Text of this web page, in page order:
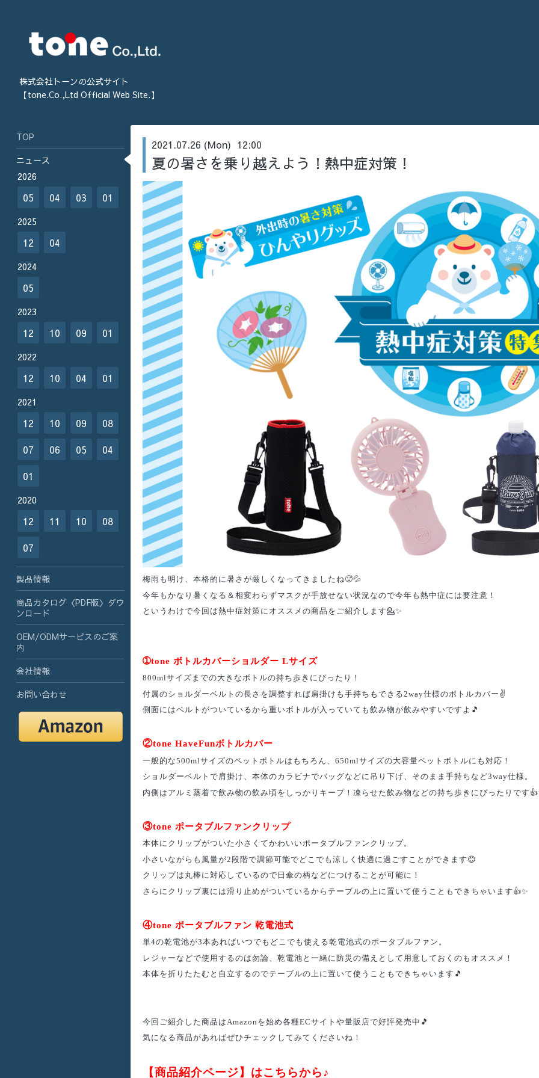
株式会社トーンの公式サイト
【tone.Co.,Ltd Official Web Site.】
2021.07.26 (Mon) 12:00
夏の暑さを乗り越えよう！熱中症対策！
梅雨も明け、本格的に暑さが厳しくなってきましたね🥵💦
今年もかなり暑くなる＆相変わらずマスクが手放せない状況なので今年も熱中症には要注意！
というわけで今回は熱中症対策にオススメの商品をご紹介します💁✨
➀tone ボトルカバーショルダー Lサイズ
800mlサイズまでの大きなボトルの持ち歩きにぴったり！
付属のショルダーベルトの長さを調整すれば肩掛けも手持ちもできる2way仕様のボトルカバー✌
側面にはベルトがついているから重いボトルが入っていても飲み物が飲みやすいですよ🎵
②tone HaveFunボトルカバー
一般的な500mlサイズのペットボトルはもちろん、650mlサイズの大容量ペットボトルにも対応！
ショルダーベルトで肩掛け、本体のカラビナでバッグなどに吊り下げ、そのまま手持ちなど3way仕様。
内側はアルミ蒸着で飲み物の飲み頃をしっかりキープ！凍らせた飲み物などの持ち歩きにぴったりです
③tone ポータブルファンクリップ
本体にクリップがついた小さくてかわいいポータブルファンクリップ。
小さいながらも風量が2段階で調節可能でどこでも涼しく快適に過ごすことができます😊
クリップは丸棒に対応しているので日傘の柄などにつけることが可能に！
さらにクリップ裏には滑り止めがついているからテーブルの上に置いて使うこともできちゃいます👍✨
④tone ポータブルファン 乾電池式
単4の乾電池が3本あればいつでもどこでも使える乾電池式のポータブルファン。
レジャーなどで使用するのは勿論、乾電池と一緒に防災の備えとして用意しておくのもオススメ！
本体を折りたたむと自立するのでテーブルの上に置いて使うこともできちゃいます🎵
今回ご紹介した商品はAmazonを始め各種ECサイトや量販店で好評発売中🎵
気になる商品があればぜひチェックしてみてくださいね！
【商品紹介ページ】はこちらから♪
TOP
ニュース
2026
05 04 03 01
2025
12 04
2024
05
2023
12 10 09 01
2022
12 10 04 01
2021
12 10 09
08
07
06 05
04
01
2020
12 11 10
08
07
製品情報
商品カタログ〈PDF版〉ダウ
ンロード
OEM/ODMサービスのご案
内
会社情報
お問い合わせ